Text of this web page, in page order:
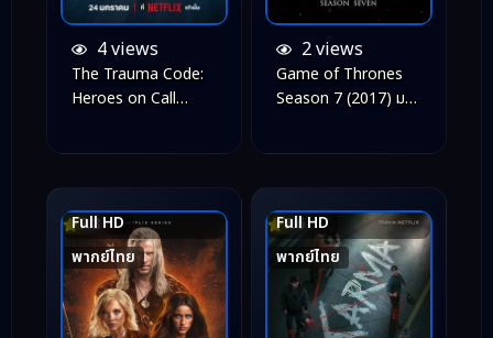
4 views
The Trauma Code:
Heroes on Call
2 views
Game of Thrones
Season 7 (2017) มหา
Full HD
พากย์ไทย
7.8
Full HD
พากย์ไทย
7.6